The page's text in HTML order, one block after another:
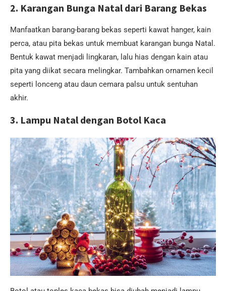
2. Karangan Bunga Natal dari Barang Bekas
Manfaatkan barang-barang bekas seperti kawat hanger, kain
perca, atau pita bekas untuk membuat karangan bunga Natal.
Bentuk kawat menjadi lingkaran, lalu hias dengan kain atau
pita yang diikat secara melingkar. Tambahkan ornamen kecil
seperti lonceng atau daun cemara palsu untuk sentuhan
akhir.
3. Lampu Natal dengan Botol Kaca